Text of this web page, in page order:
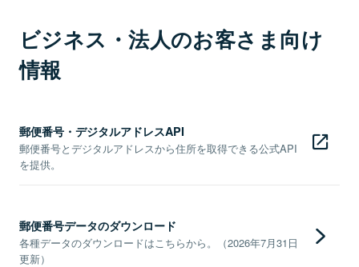
ビジネス・法人のお客さま向け
情報
郵便番号・デジタルアドレスAPI
郵便番号とデジタルアドレスから住所を取得できる公式API
を提供。
郵便番号データのダウンロード
各種データのダウンロードはこちらから。（2026年7月31日
更新）